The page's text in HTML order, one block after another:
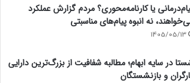
یا کارنامه‌محوری؟ مردم گزارش عملکرد
نه انبوه پیام‌های مناسبتی
1405/05/13
در سایه ابهام؛ مطالبه شفافیت از بزرگ‌ترین دارایی
و بازنشستگان